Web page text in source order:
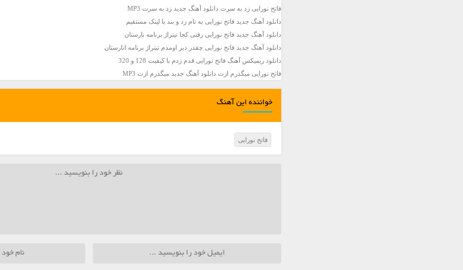
فاتح نورایی زد به سرت دانلود آهنگ جدید زد به سرت MP3
دانلود آهنگ جديد فاتح نورایی به نام زد و بند با لینک مستقیم
دانلود آهنگ جدید فاتح نورایی رفتی کجا تیتراژ برنامه نارستان
دانلود آهنگ جدید فاتح نورایی چقدر دیر اومدم تیتراژ برنامه انارستان
دانلود ریمیکس آهنگ فاتح نورایی قدم زدم با کیفیت 128 و 320
فاتح نورایی میگذرم ازت دانلود آهنگ جدید میگذرم ازت MP3
خواننده این آهنگ
فاتح نورایی